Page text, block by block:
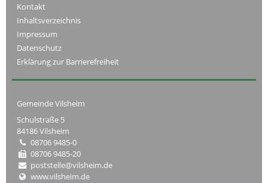
Kontakt
Inhaltsverzeichnis
Impressum
Datenschutz
Erklärung zur Barrierefreiheit
Gemeinde Vilsheim
Schulstraße 5
84186 Vilsheim
08706 9485-0
08706 9485-20
poststelle@vilsheim.de
www.vilsheim.de